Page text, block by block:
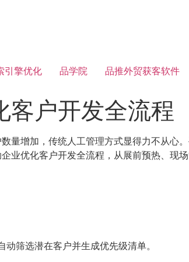
引擎优化 品学院 品推外贸获客软件
客户开发全流程
量增加，传统人工管理方式显得力不从心
业优化客户开发全流程，从展前预热、现
筛选潜在客户并生成优先级清单。